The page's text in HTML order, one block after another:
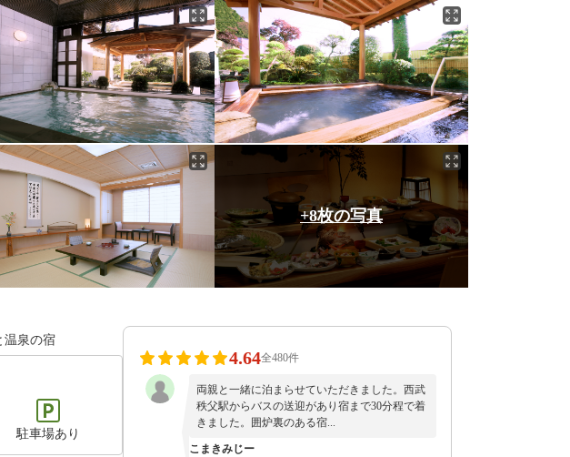
+8枚の写真
温泉の宿
駐車場あり
4.64全480件
両親と一緒に泊まらせていただきました。西武
秩父駅からバスの送迎があり宿まで30分程で着
きました。囲炉裏のある宿...
こまきみじー